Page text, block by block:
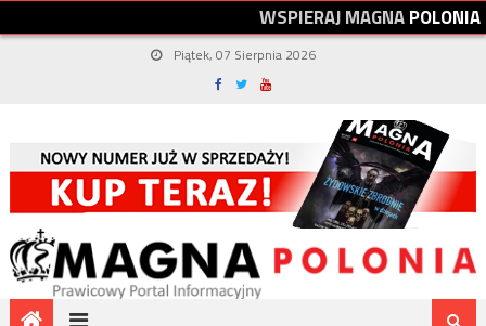
WSPIERAJMAGNAPOLONIA
Piątek, 07 Sierpnia 2026